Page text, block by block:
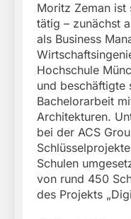
Moritz Zeman ist
tätig – zunächst
als Business
Hochschule
und beschäftigte
Bachelorarbeit
Architekturen.
bei der ACS
Schulen
von rund 450
des Projekts